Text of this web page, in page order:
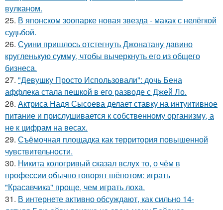
вулканом.
25. В японском зоопарке новая звезда - макак с нелёгкой
судьбой.
26. Суини пришлось отстегнуть Джонатану давино
кругленькую сумму, чтобы вычеркнуть его из общего
бизнеса.
27. "Девушку Просто Использовали": дочь Бена
аффлека стала пешкой в его разводе с Джей Ло.
28. Актриса Надя Сысоева делает ставку на интуитивное
питание и прислушивается к собственному организму, а
не к цифрам на весах.
29. Съёмочная площадка как территория повышенной
чувствительности.
30. Никита кологривый сказал вслух то, о чём в
профессии обычно говорят шёпотом: играть
"Красавчика" проще, чем играть лоха.
31. В интернете активно обсуждают, как сильно 14-